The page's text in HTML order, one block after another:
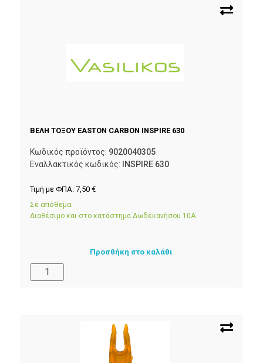
ΒΕΛΗ ΤΟΞΟΥ EASTON CARBON INSPIRE 630
Κωδικός προϊόντος: 9020040305
Εναλλακτικός κωδικός:
INSPIRE 630
Τιμή με ΦΠΑ: 7,50 €
Σε απόθεμα
Διαθέσιμο και στο κατάστημα Δωδεκανήσου 10Α
Προσθήκη στο καλάθι